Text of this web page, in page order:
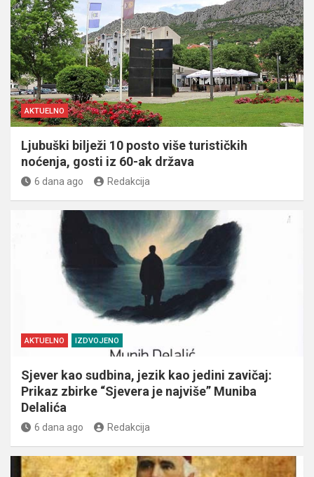
AKTUELNO
Ljubuški bilježi 10 posto više turističkih
noćenja, gosti iz 60-ak država
6 dana ago Redakcija
AKTUELNO IZDVOJENO
Sjever kao sudbina, jezik kao jedini zavičaj:
Prikaz zbirke “Sjevera je najviše” Muniba
Delalića
6 dana ago Redakcija